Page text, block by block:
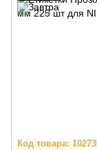
Код товара: